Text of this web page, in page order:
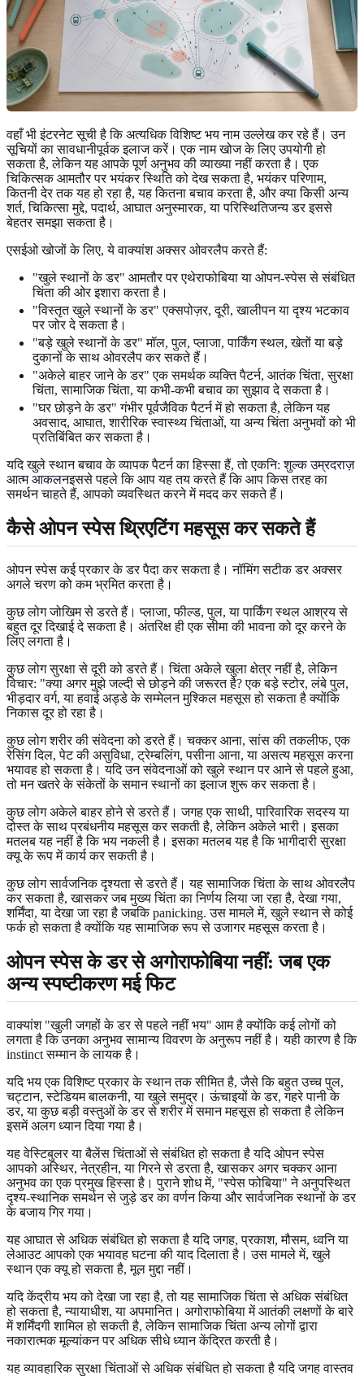
वहाँ भी इंटरनेट सूची है कि अत्यधिक विशिष्ट भय नाम उल्लेख कर रहे हैं। उन
सूचियों का सावधानीपूर्वक इलाज करें। एक नाम खोज के लिए उपयोगी हो
सकता है, लेकिन यह आपके पूर्ण अनुभव की व्याख्या नहीं करता है। एक
चिकित्सक आमतौर पर भयंकर स्थिति को देख सकता है, भयंकर परिणाम,
कितनी देर तक यह हो रहा है, यह कितना बचाव करता है, और क्या किसी अन्य
शर्त, चिकित्सा मुद्दे, पदार्थ, आघात अनुस्मारक, या परिस्थितिजन्य डर इससे
बेहतर समझा सकता है।
एसईओ खोजों के लिए, ये वाक्यांश अक्सर ओवरलैप करते हैं:
"खुले स्थानों के डर" आमतौर पर एथेराफोबिया या ओपन-स्पेस से संबंधित
चिंता की ओर इशारा करता है।
"विस्तृत खुले स्थानों के डर" एक्सपोज़र, दूरी, खालीपन या दृश्य भटकाव
पर जोर दे सकता है।
"बड़े खुले स्थानों के डर" मॉल, पुल, प्लाजा, पार्किंग स्थल, खेतों या बड़े
दुकानों के साथ ओवरलैप कर सकते हैं।
"अकेले बाहर जाने के डर" एक समर्थक व्यक्ति पैटर्न, आतंक चिंता, सुरक्षा
चिंता, सामाजिक चिंता, या कभी-कभी बचाव का सुझाव दे सकता है।
"घर छोड़ने के डर" गंभीर पूर्वजैविक पैटर्न में हो सकता है, लेकिन यह
अवसाद, आघात, शारीरिक स्वास्थ्य चिंताओं, या अन्य चिंता अनुभवों को भी
प्रतिबिंबित कर सकता है।
यदि खुले स्थान बचाव के व्यापक पैटर्न का हिस्सा हैं, तो एकनि: शुल्क उम्रदराज़
आत्म आकलनइससे पहले कि आप यह तय करते हैं कि आप किस तरह का
समर्थन चाहते हैं, आपको व्यवस्थित करने में मदद कर सकते हैं।
कैसे ओपन स्पेस थ्रिएटिंग महसूस कर सकते हैं
ओपन स्पेस कई प्रकार के डर पैदा कर सकता है। नॉमिंग सटीक डर अक्सर
अगले चरण को कम भ्रमित करता है।
कुछ लोग जोखिम से डरते हैं। प्लाजा, फील्ड, पुल, या पार्किंग स्थल आश्रय से
बहुत दूर दिखाई दे सकता है। अंतरिक्ष ही एक सीमा की भावना को दूर करने के
लिए लगता है।
कुछ लोग सुरक्षा से दूरी को डरते हैं। चिंता अकेले खुला क्षेत्र नहीं है, लेकिन
विचार: "क्या अगर मुझे जल्दी से छोड़ने की जरूरत है? एक बड़े स्टोर, लंबे पुल,
भीड़दार वर्ग, या हवाई अड्डे के सम्मेलन मुश्किल महसूस हो सकता है क्योंकि
निकास दूर हो रहा है।
कुछ लोग शरीर की संवेदना को डरते हैं। चक्कर आना, सांस की तकलीफ, एक
रेसिंग दिल, पेट की असुविधा, ट्रेम्बलिंग, पसीना आना, या असत्य महसूस करना
भयावह हो सकता है। यदि उन संवेदनाओं को खुले स्थान पर आने से पहले हुआ,
तो मन खतरे के संकेतों के समान स्थानों का इलाज शुरू कर सकता है।
कुछ लोग अकेले बाहर होने से डरते हैं। जगह एक साथी, पारिवारिक सदस्य या
दोस्त के साथ प्रबंधनीय महसूस कर सकती है, लेकिन अकेले भारी। इसका
मतलब यह नहीं है कि भय नकली है। इसका मतलब यह है कि भागीदारी सुरक्षा
क्यू के रूप में कार्य कर सकती है।
कुछ लोग सार्वजनिक दृश्यता से डरते हैं। यह सामाजिक चिंता के साथ ओवरलैप
कर सकता है, खासकर जब मुख्य चिंता का निर्णय लिया जा रहा है, देखा गया,
शर्मिंदा, या देखा जा रहा है जबकि panicking. उस मामले में, खुले स्थान से कोई
फर्क हो सकता है क्योंकि यह सामाजिक रूप से उजागर महसूस करता है।
ओपन स्पेस के डर से अगोराफोबिया नहीं: जब एक
अन्य स्पष्टीकरण मई फिट
वाक्यांश "खुली जगहों के डर से पहले नहीं भय" आम है क्योंकि कई लोगों को
लगता है कि उनका अनुभव सामान्य विवरण के अनुरूप नहीं है। यही कारण है कि
instinct सम्मान के लायक है।
यदि भय एक विशिष्ट प्रकार के स्थान तक सीमित है, जैसे कि बहुत उच्च पुल,
चट्टान, स्टेडियम बालकनी, या खुले समुद्र। ऊंचाइयों के डर, गहरे पानी के
डर, या कुछ बड़ी वस्तुओं के डर से शरीर में समान महसूस हो सकता है लेकिन
इसमें अलग ध्यान दिया गया है।
यह वेस्टिबुलर या बैलेंस चिंताओं से संबंधित हो सकता है यदि ओपन स्पेस
आपको अस्थिर, नेत्रहीन, या गिरने से डरता है, खासकर अगर चक्कर आना
अनुभव का एक प्रमुख हिस्सा है। पुराने शोध में, "स्पेस फोबिया" ने अनुपस्थित
दृश्य-स्थानिक समर्थन से जुड़े डर का वर्णन किया और सार्वजनिक स्थानों के डर
के बजाय गिर गया।
यह आघात से अधिक संबंधित हो सकता है यदि जगह, प्रकाश, मौसम, ध्वनि या
लेआउट आपको एक भयावह घटना की याद दिलाता है। उस मामले में, खुले
स्थान एक क्यू हो सकता है, मूल मुद्दा नहीं।
यदि केंद्रीय भय को देखा जा रहा है, तो यह सामाजिक चिंता से अधिक संबंधित
हो सकता है, न्यायाधीश, या अपमानित। अगोराफोबिया में आतंकी लक्षणों के बारे
में शर्मिंदगी शामिल हो सकती है, लेकिन सामाजिक चिंता अन्य लोगों द्वारा
नकारात्मक मूल्यांकन पर अधिक सीधे ध्यान केंद्रित करती है।
यह व्यावहारिक सुरक्षा चिंताओं से अधिक संबंधित हो सकता है यदि जगह वास्तव